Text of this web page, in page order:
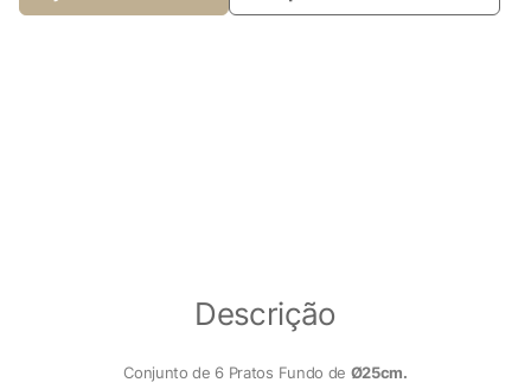
Descrição
Conjunto de 6 Pratos Fundo de Ø25cm.